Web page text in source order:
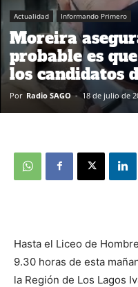
Actualidad Informando Primero
Moreira
probable es
los candidatos
Por Radio SAGO - 18 de julio de
Hasta el Liceo de
9.30 horas de esta
la Región de Los Lagos